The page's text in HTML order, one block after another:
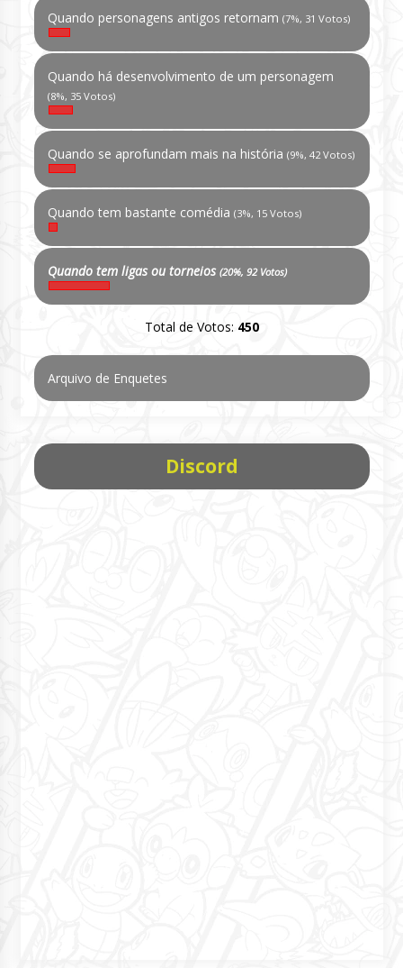
Quando personagens antigos retornam (7%, 31 Votos)
Quando há desenvolvimento de um personagem
(8%, 35 Votos)
Quando se aprofundam mais na história (9%, 42 Votos)
Quando tem bastante comédia (3%, 15 Votos)
Quando tem ligas ou torneios (20%, 92 Votos)
Total de Votos: 450
Arquivo de Enquetes
Discord